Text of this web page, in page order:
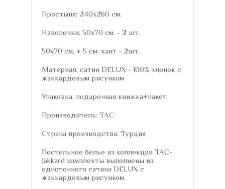
Простыня: 240х260 см.
Наволочки: 50х70 см. - 2 шт.
50х70 см. + 5 см. кант - 2шт.
Материал: сатин DELUX - 100% хлопок с
жаккардовым рисунком
Упаковка: подарочная книжка+пакет
Производитель: TAC
Страна производства: Турция
Постельное белье из коллекции TAC-
Jakkard комплекты выполнены из
однотонного сатина DELUX с
жаккардовым рисунком.